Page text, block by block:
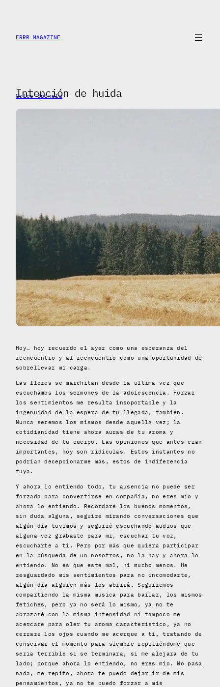
contenido
ERRR MAGAZINE
Intención de huida
Gelos Spinola
Hoy… hoy recuerdo el ayer como una esperanza del
reencuentro y al reencuentro como una oportunidad de
sobrellevar mi carga.
Las flores se marchitan desde la ultima vez que
escuchamos los sermones de la adolescencia. Forzar
los sentimientos me resulta insoportable y la
ingenuidad de la espera de tu llegada, también.
Nunca seremos los mismos desde aquella vez; la
cotidianidad tiene ahora auras de tu aroma y
necesidad de tu cuerpo. Las opiniones que antes eran
importantes, hoy son ridículas. Estos instantes no
podrían decepcionarme más, estos de indiferencia
tuya.
Y ahora lo entiendo todo, tu ausencia no puede ser
forzada para convertirse en compañía, no eres mío y
ahora lo entiendo. Recordaré los buenos momentos,
sin duda alguna, seguiré mirando conversaciones que
algún día tuvimos y seguiré escuchando audios que
alguna vez grabaste para mi, escuchar tu voz,
escucharte a ti. Pero por más que quiera participar
en la búsqueda de un nosotros, no la hay y ahora lo
entiendo. No es que esté mal, ni mucho menos. He
resguardado mis sentimientos para no incomodarte,
algún día alguien más los abrirá. Seguiremos
compartiendo la misma música para bailar, los mismos
fetiches, pero ya no será lo mismo, ya no te
abrazaré con la misma intensidad ni tampoco me
acercare para oler tu aroma característico, ya no
cerrare los ojos cuando me acerque a ti, tratando de
conservar el momento para siempre repitiéndome que
seria terrible si se terminara, si me alejara de tu
lado; porque ahora lo entiendo, no eres mío. No pasa
nada, me repito, ahora te puedo dejar ir de mis
pensamientos, ya no te puedo forzar a mis